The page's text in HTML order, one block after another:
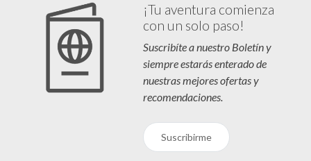
¡Tu aventura comienza
con un solo paso!
Suscribíte a nuestro Boletín y
siempre estarás enterado de
nuestras mejores ofertas y
recomendaciones.
Suscribirme